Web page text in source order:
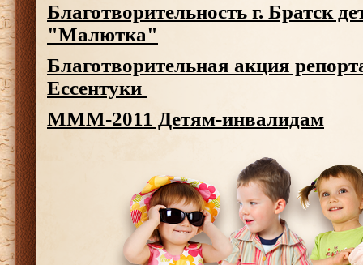
Благотворительность г. Братск
"Малютка"
Благотворительная акция
Ессентуки
МММ-2011 Детям-инвалидам